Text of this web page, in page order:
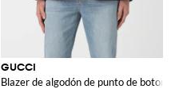
GUCCI
Blazer de algodón de punto de